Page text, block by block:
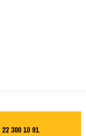
22 300 10 91